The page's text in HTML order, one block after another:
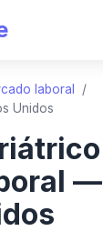
laboral
/
Unidos
—